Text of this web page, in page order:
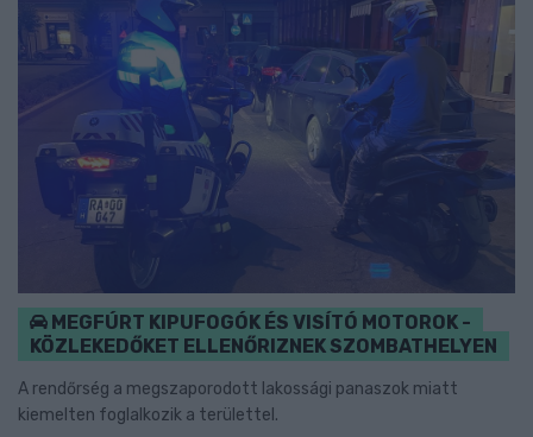
MEGFÚRT KIPUFOGÓK ÉS VISÍTÓ MOTOROK -
KÖZLEKEDŐKET ELLENŐRIZNEK SZOMBATHELYEN
A rendőrség a megszaporodott lakossági panaszok miatt
kiemelten foglalkozik a területtel.